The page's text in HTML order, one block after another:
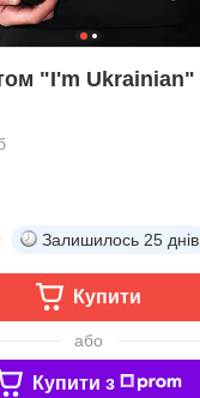
"I'm Ukrainian"
Залишилось 25 днів
Купити
або
Купити з